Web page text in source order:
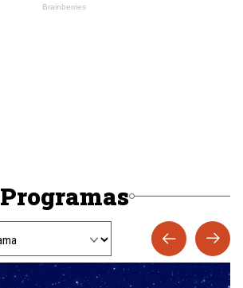
Programas